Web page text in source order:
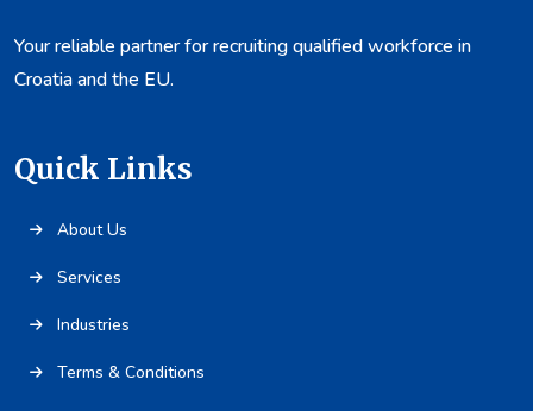
Your reliable partner for recruiting qualified workforce in
Croatia and the EU.
Quick Links
About Us
Services
Industries
Terms & Conditions